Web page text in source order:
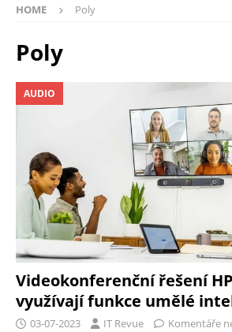
HOME Poly
Poly
AUDIO
Videokonferenční řešení
využívají funkce umělé
03-07-2023 IT Revue Komentáře